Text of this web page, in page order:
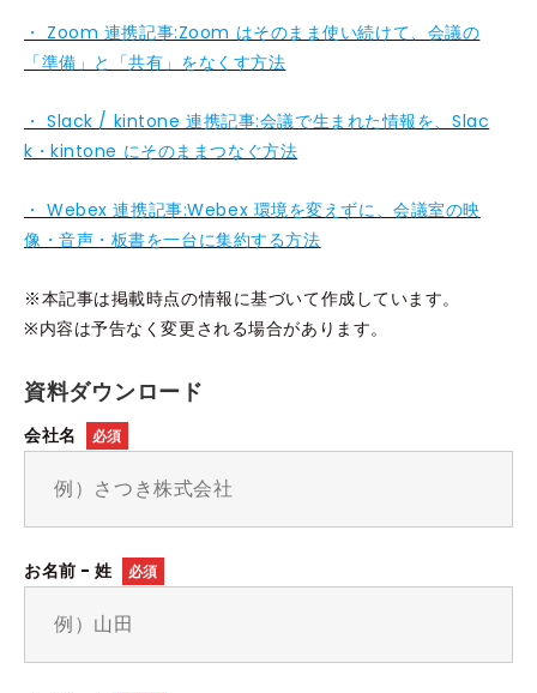
・ Zoom 連携記事:Zoom はそのまま使い続けて、会議の
「準備」と「共有」をなくす方法
・ Slack / kintone 連携記事:会議で生まれた情報を、Slac
k・kintone にそのままつなぐ方法
・ Webex 連携記事:Webex 環境を変えずに、会議室の映
像・音声・板書を一台に集約する方法
※本記事は掲載時点の情報に基づいて作成しています。
※内容は予告なく変更される場合があります。
資料ダウンロード
会社名 必須
お名前 - 姓 必須